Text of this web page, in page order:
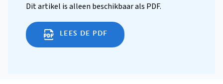
Dit artikel is alleen beschikbaar als PDF.
LEES DE PDF